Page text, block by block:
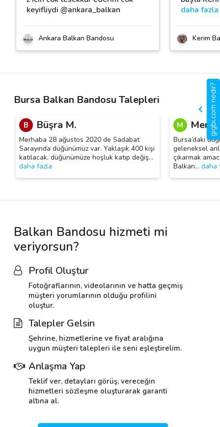
keyifliydi @ankara_balkan
Ankara Balkan Bandosu
daha fazla
Kerim
Bursa Balkan Bandosu Talepleri
B Büşra M.
Merhaba 28 ağustos 2020 de Sadabat
Sarayında düğünümüz var. Yaklaşık 400 kişi
katılacak, düğünümüze hoşluk katıp değiş…
daha fazla
M Mert
Bursa’daki
geleneksel
çıkarmak
Balkan… daha
Balkan Bandosu hizmeti mi
veriyorsun?
Profil Oluştur
Fotoğraflarının, videolarının ve hatta geçmiş
müşteri yorumlarının olduğu profilini
oluştur.
Talepler Gelsin
Şehrine, hizmetlerine ve fiyat aralığına
uygun müşteri talepleri ile seni eşleştirelim.
Anlaşma Yap
Teklif ver, detayları görüş, vereceğin
hizmetleri sözleşme oluşturarak garanti
altına al.
gigbi.com nedir?